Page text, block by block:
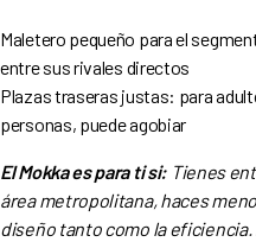
Maletero pequeño para el
entre sus rivales directos
Plazas traseras justas: para
personas, puede agobiar
El Mokka es para ti si: Tienes
área metropolitana, haces
diseño tanto como la